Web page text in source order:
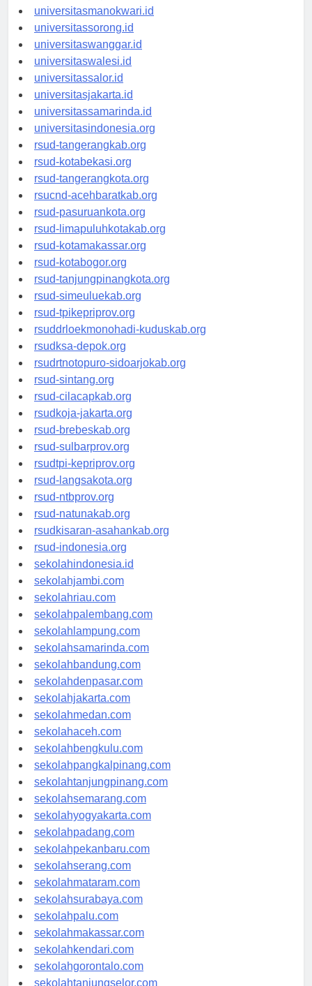
universitaspapua.id
universitasmanokwari.id
universitassorong.id
universitaswanggar.id
universitaswalesi.id
universitassalor.id
universitasjakarta.id
universitassamarinda.id
universitasindonesia.org
rsud-tangerangkab.org
rsud-kotabekasi.org
rsud-tangerangkota.org
rsucnd-acehbaratkab.org
rsud-pasuruankota.org
rsud-limapuluhkotakab.org
rsud-kotamakassar.org
rsud-kotabogor.org
rsud-tanjungpinangkota.org
rsud-simeuluekab.org
rsud-tpikepriprov.org
rsuddrloekmonohadi-kuduskab.org
rsudksa-depok.org
rsudrtnotopuro-sidoarjokab.org
rsud-sintang.org
rsud-cilacapkab.org
rsudkoja-jakarta.org
rsud-brebeskab.org
rsud-sulbarprov.org
rsudtpi-kepriprov.org
rsud-langsakota.org
rsud-ntbprov.org
rsud-natunakab.org
rsudkisaran-asahankab.org
rsud-indonesia.org
sekolahindonesia.id
sekolahjambi.com
sekolahriau.com
sekolahpalembang.com
sekolahlampung.com
sekolahsamarinda.com
sekolahbandung.com
sekolahdenpasar.com
sekolahjakarta.com
sekolahmedan.com
sekolahaceh.com
sekolahbengkulu.com
sekolahpangkalpinang.com
sekolahtanjungpinang.com
sekolahsemarang.com
sekolahyogyakarta.com
sekolahpadang.com
sekolahpekanbaru.com
sekolahserang.com
sekolahmataram.com
sekolahsurabaya.com
sekolahpalu.com
sekolahmakassar.com
sekolahkendari.com
sekolahgorontalo.com